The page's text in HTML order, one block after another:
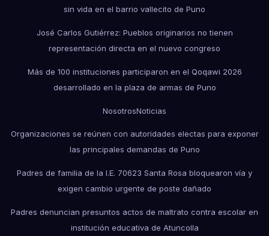
sin vida en el barrio vallecito de Puno
José Carlos Gutiérrez: Pueblos originarios no tienen
representación directa en el nuevo congreso
Más de 100 instituciones participaron en el Qoqawi 2026
desarrollado en la plaza de armas de Puno
NosotrosNoticias
Organizaciones se reúnen con autoridades electas para exponer
las principales demandas de Puno
Padres de familia de la I.E. 70623 Santa Rosa bloquearon vía y
exigen cambio urgente de poste dañado
Padres denuncian presuntos actos de maltrato contra escolar en
institución educativa de Atuncolla